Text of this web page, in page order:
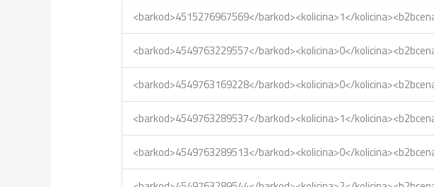
<barkod>4515276967569</barkod><kolicina>1</
<barkod>4549763229557</barkod><kolicina>0</
<barkod>4549763169228</barkod><kolicina>0</
<barkod>4549763289537</barkod><kolicina>1</
<barkod>4549763289513</barkod><kolicina>0</